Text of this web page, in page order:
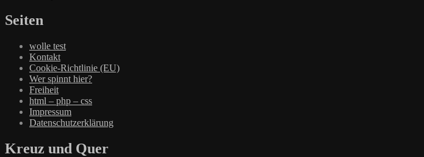
Seiten
wolle test
Kontakt
Cookie-Richtlinie (EU)
Wer spinnt hier?
Freiheit
html – php – css
Impressum
Datenschutzerklärung
Kreuz und Quer